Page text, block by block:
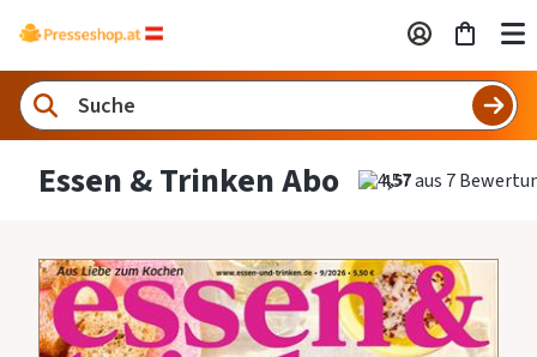
Essen & Trinken Abo 4,57